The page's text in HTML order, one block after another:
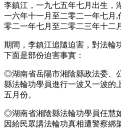
李鎮江，一九七五年七月出生，
一六年十一月至二零二一年七月
零二一年七月至二零二三年十二
期間，李鎮江追隨迫害，對法輪
下面是部份迫害事實：
◎湖南省岳陽市湘陰縣政法委、
縣法輪功學員進行一波又一波的
五月份。
◎湖南省湘陰縣法輪功學員任慧
因給民眾講法輪功真相遭警察綁